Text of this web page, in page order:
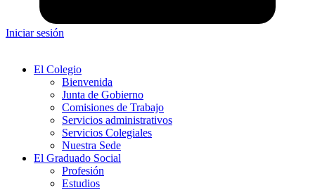
Iniciar sesión
El Colegio
Bienvenida
Junta de Gobierno
Comisiones de Trabajo
Servicios administrativos
Servicios Colegiales
Nuestra Sede
El Graduado Social
Profesión
Estudios